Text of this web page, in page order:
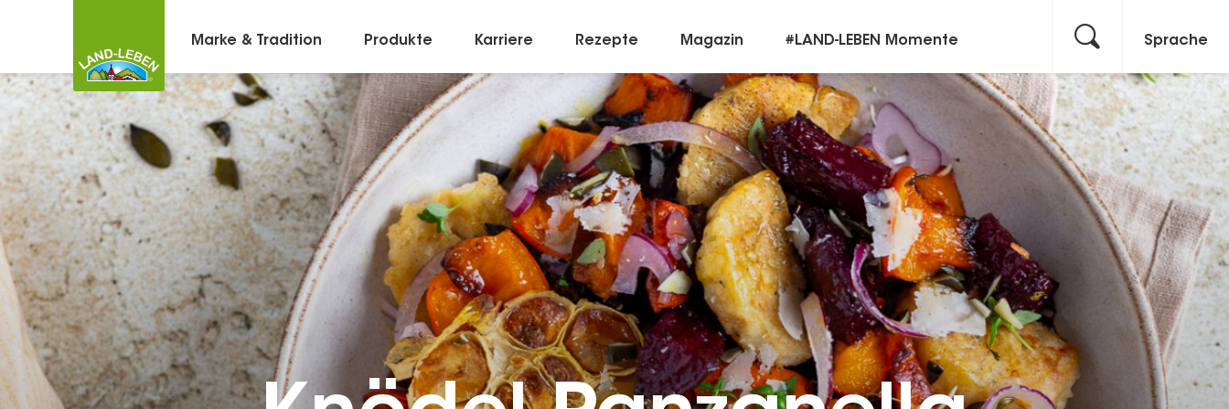
Marke & Tradition Produkte Karriere Rezepte Magazin #LAND-LEBEN Momente
Kontakt
Sprache